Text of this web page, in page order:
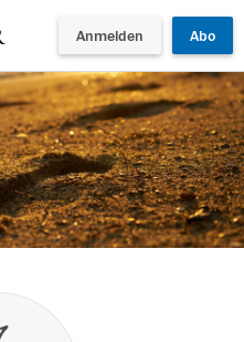
Anmelden Abo